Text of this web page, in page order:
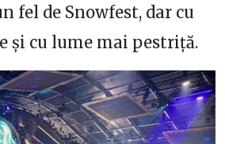
fel de Snowfest, dar cu
și cu lume mai pestriță.